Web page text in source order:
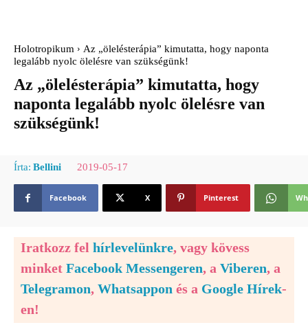
Holotropikum
Az „ölelésterápia” kimutatta, hogy naponta
legalább nyolc ölelésre van szükségünk!
Az „ölelésterápia” kimutatta, hogy
naponta legalább nyolc ölelésre van
szükségünk!
Írta: Bellini 2019-05-17
Facebook X Pinterest
Iratkozz fel hírlevelünkre, vagy kövess
minket Facebook Messengeren, a Viberen, a
Telegramon, Whatsappon és a Google Hírek-
en!